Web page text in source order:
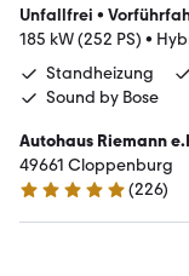
Unfallfrei •
185 kW (252 PS) •
Standheizung
Sound by Bose
Autohaus Riemann
49661 Cloppenburg
4.9 Sterne
(226)